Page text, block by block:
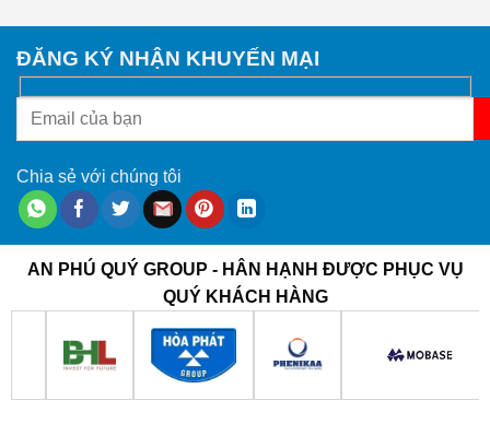
ĐĂNG KÝ NHẬN KHUYẾN MẠI
Chia sẻ với chúng tôi
AN PHÚ QUÝ GROUP - HÂN HẠNH ĐƯỢC PHỤC VỤ
QUÝ KHÁCH HÀNG